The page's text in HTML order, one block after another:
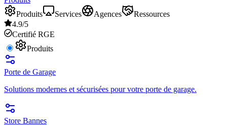
Produits
Services Agences
Ressources
4.9/5
Certifié RGE
Produits
Porte de Garage
Solutions modernes et sécurisées pour votre porte de garage.
Store Bannes